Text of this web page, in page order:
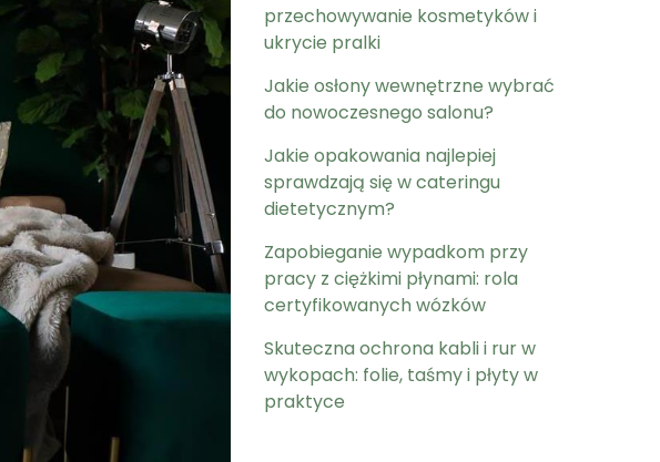
przechowywanie kosmetyków i
ukrycie pralki
Jakie osłony wewnętrzne wybrać
do nowoczesnego salonu?
Jakie opakowania najlepiej
sprawdzają się w cateringu
dietetycznym?
Zapobieganie wypadkom przy
pracy z ciężkimi płynami: rola
certyfikowanych wózków
Skuteczna ochrona kabli i rur w
wykopach: folie, taśmy i płyty w
praktyce